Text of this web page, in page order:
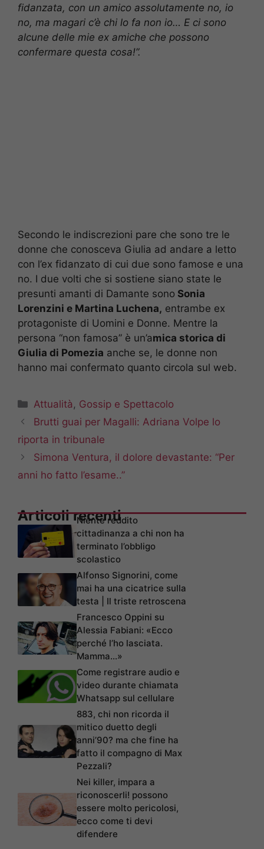
fidanzata, con un amico assolutamente no, io
no, ma magari c’è chi lo fa non io… E ci sono
alcune delle mie ex amiche che possono
confermare questa cosa!”.
Secondo le indiscrezioni pare che sono tre le
donne che conosceva Giulia ad andare a letto
con l’ex fidanzato di cui due sono famose e una
no. I due volti che si sostiene siano state le
presunti amanti di Damante sono Sonia
Lorenzini e Martina Luchena, entrambe ex
protagoniste di Uomini e Donne. Mentre la
persona “non famosa” è un’amica storica di
Giulia di Pomezia anche se, le donne non
hanno mai confermato quanto circola sul web.
Categorie
Attualità , Gossip e Spettacolo
Brutti guai per Magalli: Adriana Volpe lo
riporta in tribunale
Simona Ventura, il dolore devastante: “Per
anni ho fatto l’esame..”
Articoli recenti
Niente reddito
cittadinanza a chi non ha
terminato l’obbligo
scolastico
Alfonso Signorini, come
mai ha una cicatrice sulla
testa | Il triste retroscena
Francesco Oppini su
Alessia Fabiani: «Ecco
perché l’ho lasciata.
Mamma…»
Come registrare audio e
video durante chiamata
Whatsapp sul cellulare
883, chi non ricorda il
mitico duetto degli
anni’90? ma che fine ha
fatto il compagno di Max
Pezzali?
Nei killer, impara a
riconoscerli! possono
essere molto pericolosi,
ecco come ti devi
difendere